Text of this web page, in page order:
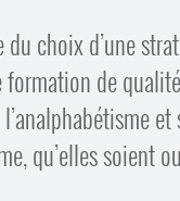
choix d’une
formation de
qu’elles soient